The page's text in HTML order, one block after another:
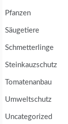
Pfanzen
Säugetiere
Schmetterlinge
Steinkauzschutz
Tomatenanbau
Umweltschutz
Uncategorized